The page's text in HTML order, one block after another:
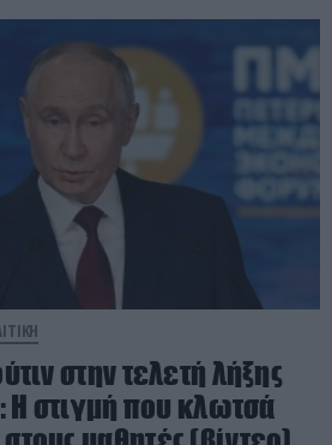
στην τελετή λήξης
Η στιγμή που κλωτσά